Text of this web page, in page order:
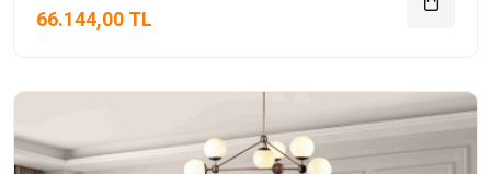
66.144,00 TL